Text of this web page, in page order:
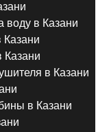
воду в Казани
Казани
Казани
в Казани
в Казани